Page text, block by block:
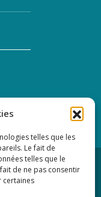
telles que les
Le fait de
telles que le
de ne pas consentir
certaines